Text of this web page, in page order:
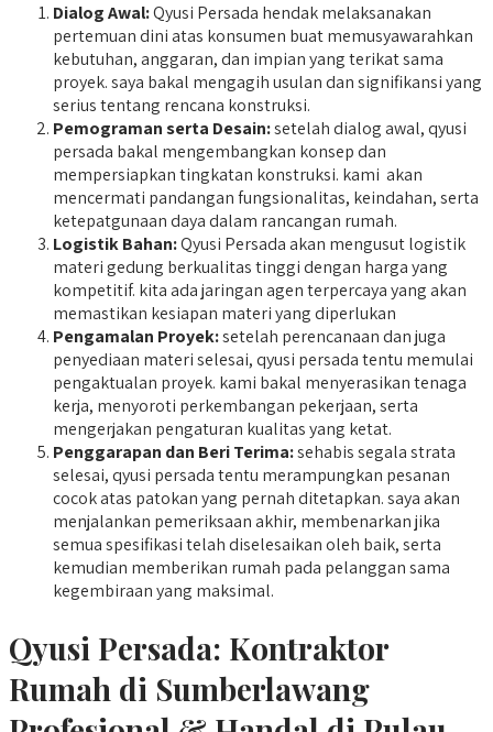
Dialog Awal:Qyusi Persada hendak melaksanakan
pertemuan dini atas konsumen buat memusyawarahkan
kebutuhan, anggaran, dan impian yang terikat sama
proyek. saya bakal mengagih usulan dan signifikansi yang
serius tentang rencana konstruksi.
Pemograman serta Desain:setelah dialog awal, qyusi
persada bakal mengembangkan konsep dan
mempersiapkan tingkatan konstruksi. kami akan
mencermati pandangan fungsionalitas, keindahan, serta
ketepatgunaan daya dalam rancangan rumah.
Logistik Bahan:Qyusi Persada akan mengusut logistik
materi gedung berkualitas tinggi dengan harga yang
kompetitif. kita ada jaringan agen terpercaya yang akan
memastikan kesiapan materi yang diperlukan
Pengamalan Proyek:setelah perencanaan dan juga
penyediaan materi selesai, qyusi persada tentu memulai
pengaktualan proyek. kami bakal menyerasikan tenaga
kerja, menyoroti perkembangan pekerjaan, serta
mengerjakan pengaturan kualitas yang ketat.
Penggarapan dan Beri Terima:sehabis segala strata
selesai, qyusi persada tentu merampungkan pesanan
cocok atas patokan yang pernah ditetapkan. saya akan
menjalankan pemeriksaan akhir, membenarkan jika
semua spesifikasi telah diselesaikan oleh baik, serta
kemudian memberikan rumah pada pelanggan sama
kegembiraan yang maksimal.
Qyusi Persada: Kontraktor
Rumah di Sumberlawang